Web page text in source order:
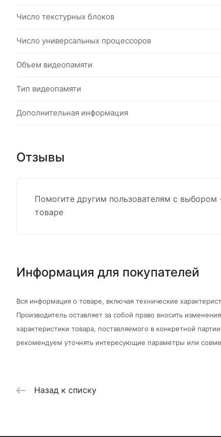
Число текстурных блоков
Число универсальных процессоров
Объем видеопамяти
Тип видеопамяти
Дополнительная информация
Отзывы
Помогите другим пользователям с
товаре
Информация для покупателей
Вся информация о товаре, включая технические
Производитель оставляет за собой право вносить
характеристики товара, поставляемого в конкретной
рекомендуем уточнять интересующие параметры или
Назад к списку